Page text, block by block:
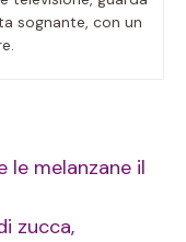
sognante, con un
le melanzane il
zucca,